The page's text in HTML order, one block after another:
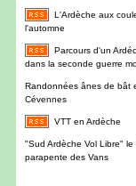
L'Ardèche aux
l'automne
Parcours d'un
dans la seconde guerre
Randonnées ânes de bât
Cévennes
VTT en Ardèche
"Sud Ardèche Vol Libre" le
parapente des Vans